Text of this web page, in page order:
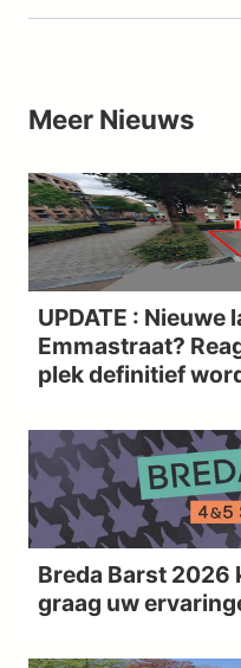
Meer Nieuws
UPDATE : Nieuwe
Emmastraat?
plek definitief
Breda Barst 2026
graag uw